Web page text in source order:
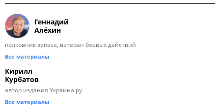
Геннадий
Алёхин
полковник запаса, ветеран боевых действий
Все материалы
Кирилл
Курбатов
автор издания Украина.ру
Все материалы